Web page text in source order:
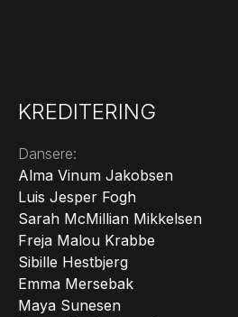
KREDITERING
Dansere:
Alma Vinum Jakobsen
Luis Jesper Fogh
Sarah McMillian Mikkelsen
Freja Malou Krabbe
Sibille Hestbjerg
Emma Mersebak
Maya Sunesen